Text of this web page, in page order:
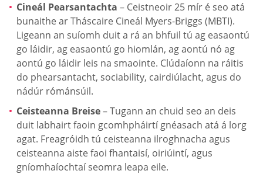
Cineál Pearsantachta – Ceistneoir 25 mír é seo atá
bunaithe ar Tháscaire Cineál Myers-Briggs (MBTI).
Ligeann an suíomh duit a rá an bhfuil tú ag easaontú
go láidir, ag easaontú go hiomlán, ag aontú nó ag
aontú go láidir leis na smaointe. Clúdaíonn na ráitis
do phearsantacht, sociability, cairdiúlacht, agus do
nádúr rómánsúil.
Ceisteanna Breise– Tugann an chuid seo an deis
duit labhairt faoin gcomhpháirtí gnéasach atá á lorg
agat. Freagróidh tú ceisteanna ilroghnacha agus
ceisteanna aiste faoi fhantaisí, oiriúintí, agus
gníomhaíochtaí seomra leapa eile.